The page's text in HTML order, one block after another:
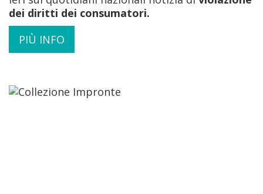
dei diritti dei consumatori.
PIÙ INFO